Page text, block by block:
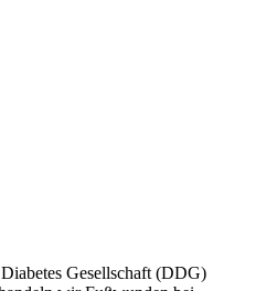
Gesellschaft (DDG)